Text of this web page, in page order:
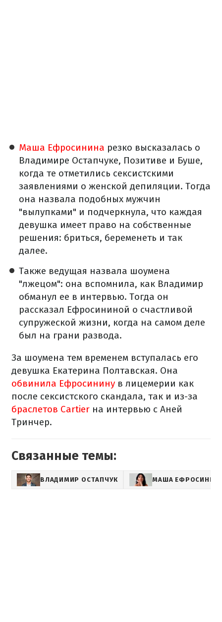
Маша Ефросинина резко высказалась о
Владимире Остапчуке, Позитиве и Буше,
когда те отметились сексистскими
заявлениями о женской депиляции. Тогда
она назвала подобных мужчин
"вылупками" и подчеркнула, что каждая
девушка имеет право на собственные
решения: бриться, беременеть и так
далее.
Также ведущая назвала шоумена
"лжецом": она вспомнила, как Владимир
обманул ее в интервью. Тогда он
рассказал Ефросининой о счастливой
супружеской жизни, когда на самом деле
был на грани развода.
За шоумена тем временем вступалась его
девушка Екатерина Полтавская. Она
обвинила Ефросинину в лицемерии как
после сексистского скандала, так и из-за
браслетов Cartier на интервью с Аней
Тринчер.
Связанные темы:
ВЛАДИМИР ОСТАПЧУК МАША